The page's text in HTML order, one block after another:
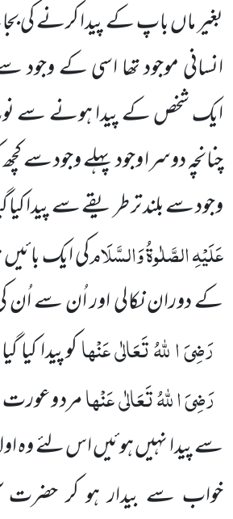
بغیر ماں باپ کے پیدا کرنے کی
انسانی موجود تھا اسی کے وجود سے
ایک شخص کے پیدا ہونے سے
چنانچہ دوسرا وجود پہلے وجود سے
وجود سے بلند تر طریقے سے پیدا
عَلَیْہِ الصَّلٰوۃُ وَالسَّلَامکی ایک
کے دوران نکالی اور اُن سے اُن
رَضِیَ ا للہُ تَعَالٰی عَنْہاکو پیدا
رَضِیَ ا للہُ تَعَالٰی عَنْہامرد
سے پیدا نہیں ہوئیں اس لئے وہ
خواب سے بیدار ہو کر